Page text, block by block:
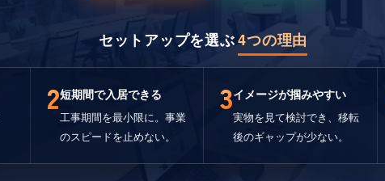
セットアップを選ぶ4つの理由
2短期間で入居できる
工事期間を最小限に。事業
のスピードを止めない。
3イメージが掴みやすい
実物を見て検討でき、移転
後のギャップが少ない。